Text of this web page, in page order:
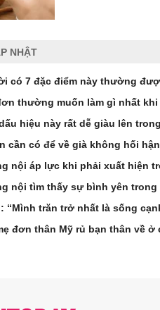
NHẬT
có 7 đặc điểm này thường
thường muốn làm gì nhất khi
hiệu này rất dễ giàu lên
cần có để về già không hối hận
nội áp lực khi phải xuất hiện
nội tìm thấy sự bình yên trong
“Mình trăn trở nhất là sống
đơn thân Mỹ rủ bạn thân về